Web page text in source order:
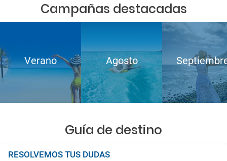
Campañas destacadas
Verano Agosto
Guía de destino
RESOLVEMOS TUS DUDAS